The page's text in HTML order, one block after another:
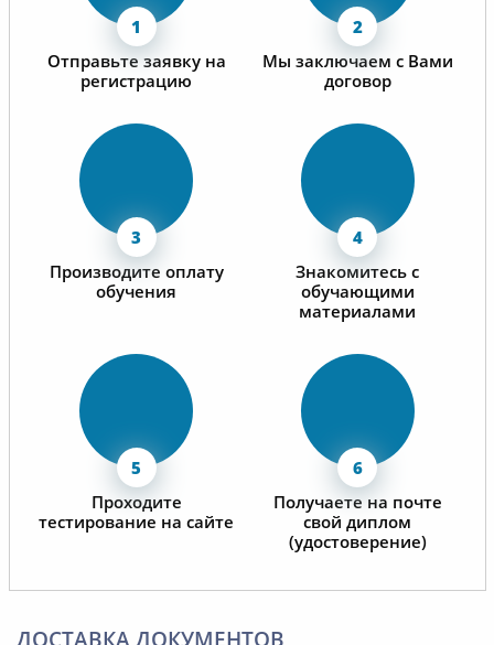
Отправьте заявку на
регистрацию
Мы заключаем с Вами
договор
Производите оплату
обучения
Знакомитесь с
обучающими
материалами
Проходите
тестирование на сайте
Получаете на почте
свой диплом
(удостоверение)
ДОСТАВКА ДОКУМЕНТОВ